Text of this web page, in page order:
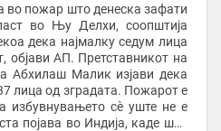
во пожар што денеска зафати
во Њу Делхи, соопштија
дека најмалку седум лица
објави АП. Претставникот на
Абхилаш Малик изјави дека
лица од зградата. Пожарот е
избувнувањето сè уште не е
појава во Индија, каде што